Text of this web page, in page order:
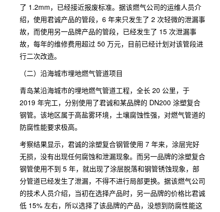
了 1.2mm，已经接近报废标准。据该燃气公司的运维人员介
绍，使用君诚产品的管段，6 年来只发生了 2 次轻微的泄漏事
故，而使用另一品牌产品的管段，已经发生了 15 次泄漏事
故，每年的维修费用超过 50 万元，目前已经计划对该管段进
行二次改造。
（二）沿海城市埋地燃气管道项目
青岛某沿海城市的埋地燃气管道工程，全长 20 公里，于
2019 年完工，分别使用了君诚和某品牌的 DN200 涂塑复合
钢管。该地区属于高盐雾环境，土壤腐蚀性强，对燃气管道的
防腐性能要求极高。
考察结果显示，君诚的涂塑复合钢管使用 7 年来，涂层完好
无损，没有出现任何腐蚀和泄漏现象。而另一品牌的涂塑复合
钢管使用不到 5 年，就出现了涂层脱落和钢管锈蚀现象，部
分管道已经发生了泄漏，不得不进行局部更换。据该燃气公司
的技术人员介绍，当初在选择产品时，另一品牌的价格比君诚
低 15% 左右，所以选择了该品牌的产品，没想到防腐性能这